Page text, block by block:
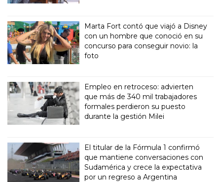
Marta Fort contó que viajó a Disney
con un hombre que conoció en su
concurso para conseguir novio: la
foto
Empleo en retroceso: advierten
que más de 340 mil trabajadores
formales perdieron su puesto
durante la gestión Milei
El titular de la Fórmula 1 confirmó
que mantiene conversaciones con
Sudamérica y crece la expectativa
por un regreso a Argentina